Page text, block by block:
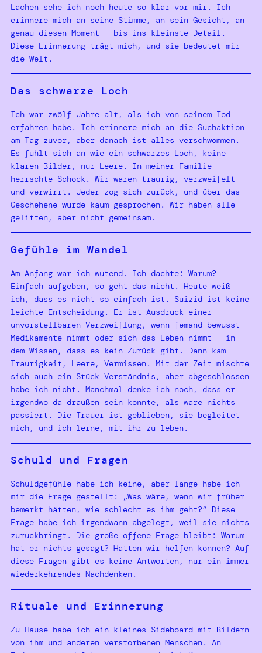
Lachen sehe ich noch heute so klar vor mir. Ich
erinnere mich an seine Stimme, an sein Gesicht, an
genau diesen Moment – bis ins kleinste Detail.
Diese Erinnerung trägt mich, und sie bedeutet mir
die Welt.
Das schwarze Loch
Ich war zwölf Jahre alt, als ich von seinem Tod
erfahren habe. Ich erinnere mich an die Suchaktion
am Tag zuvor, aber danach ist alles verschwommen.
Es fühlt sich an wie ein schwarzes Loch, keine
klaren Bilder, nur Leere. In meiner Familie
herrschte Schock. Wir waren traurig, verzweifelt
und verwirrt. Jeder zog sich zurück, und über das
Geschehene wurde kaum gesprochen. Wir haben alle
gelitten, aber nicht gemeinsam.
Gefühle im Wandel
Am Anfang war ich wütend. Ich dachte: Warum?
Einfach aufgeben, so geht das nicht. Heute weiß
ich, dass es nicht so einfach ist. Suizid ist keine
leichte Entscheidung. Er ist Ausdruck einer
unvorstellbaren Verzweiflung, wenn jemand bewusst
Medikamente nimmt oder sich das Leben nimmt – in
dem Wissen, dass es kein Zurück gibt. Dann kam
Traurigkeit, Leere, Vermissen. Mit der Zeit mischte
sich auch ein Stück Verständnis, aber abgeschlossen
habe ich nicht. Manchmal denke ich noch, dass er
irgendwo da draußen sein könnte, als wäre nichts
passiert. Die Trauer ist geblieben, sie begleitet
mich, und ich lerne, mit ihr zu leben.
Schuld und Fragen
Schuldgefühle habe ich keine, aber lange habe ich
mir die Frage gestellt: „Was wäre, wenn wir früher
bemerkt hätten, wie schlecht es ihm geht?“ Diese
Frage habe ich irgendwann abgelegt, weil sie nichts
zurückbringt. Die große offene Frage bleibt: Warum
hat er nichts gesagt? Hätten wir helfen können? Auf
diese Fragen gibt es keine Antworten, nur ein immer
wiederkehrendes Nachdenken.
Rituale und Erinnerung
Zu Hause habe ich ein kleines Sideboard mit Bildern
von ihm und anderen verstorbenen Menschen. An